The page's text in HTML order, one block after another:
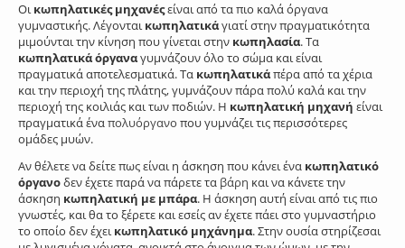
Οικωπηλατικές μηχανέςείναι από τα πιο καλά όργανα
γυμναστικής. Λέγονταικωπηλατικάγιατί στην πραγματικότητα
μιμούνται την κίνηση που γίνεται στην κωπηλασία. Τα
κωπηλατικά όργαναγυμνάζουν όλο το σώμα και είναι
πραγματικά αποτελεσματικά. Τα κωπηλατικάπέρα από τα χέρια
και την περιοχή της πλάτης, γυμνάζουν πάρα πολύ καλά και την
περιοχή της κοιλιάς και των ποδιών. Η κωπηλατική μηχανή είναι
πραγματικά έναπολυόργανο που γυμνάζει τις περισσότερες
ομάδες μυών.
Αν θέλετε να δείτε πως είναι η άσκηση που κάνει ένα κωπηλατικό
όργανοδεν έχετε παρά να πάρετε τα βάρη και να κάνετε την
άσκηση κωπηλατική με μπάρα. Η άσκηση αυτή είναι από τις πιο
γνωστές, και θα το ξέρετε και εσείς αν έχετε πάει στο γυμναστήριο
το οποίο δεν έχεικωπηλατικό μηχάνημα. Στην ουσία στηρίζεσαι